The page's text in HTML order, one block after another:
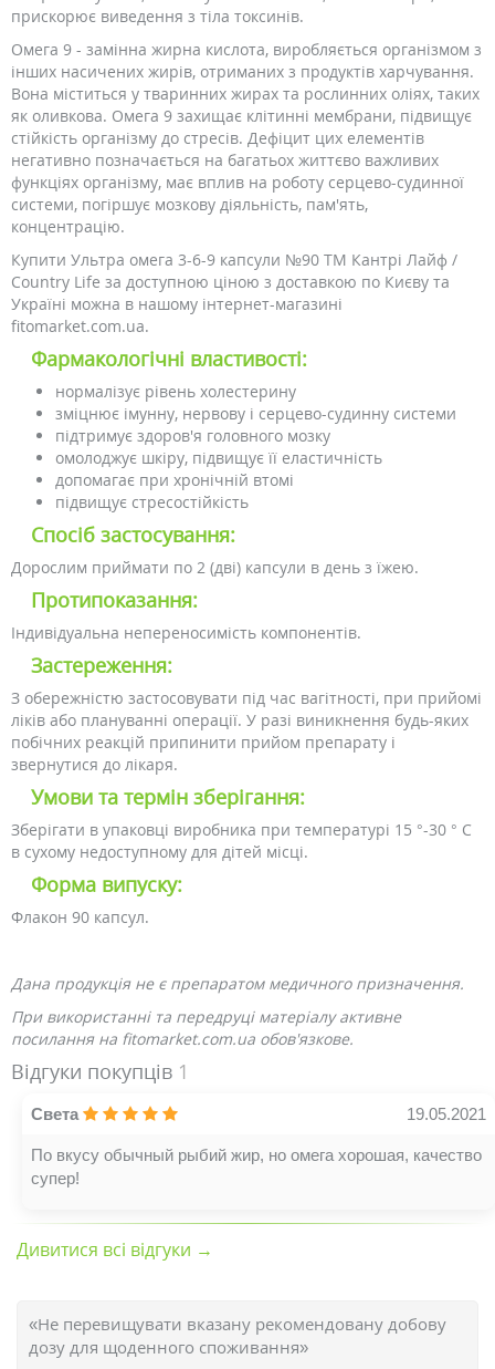
прискорює виведення з тіла токсинів.
Омега 9 - замінна жирна кислота, виробляється організмом з
інших насичених жирів, отриманих з продуктів харчування.
Вона міститься у тваринних жирах та рослинних оліях, таких
як оливкова. Омега 9 захищає клітинні мембрани, підвищує
стійкість організму до стресів. Дефіцит цих елементів
негативно позначається на багатьох життєво важливих
функціях організму, має вплив на роботу серцево-судинної
системи, погіршує мозкову діяльність, пам'ять,
концентрацію.
Купити Ультра омега 3-6-9 капсули №90 ТМ Кантрі Лайф /
Country Life за доступною ціною з доставкою по Києву та
Україні можна в нашому інтернет-магазині
fitomarket.com.ua.
Фармакологічні властивості:
нормалізує рівень холестерину
зміцнює імунну, нервову і серцево-судинну системи
підтримує здоров'я головного мозку
омолоджує шкіру, підвищує її еластичність
допомагає при хронічній втомі
підвищує стресостійкість
Спосіб застосування:
Дорослим приймати по 2 (дві) капсули в день з їжею.
Протипоказання:
Індивідуальна непереносимість компонентів.
Застереження:
З обережністю застосовувати під час вагітності, при прийомі
ліків або плануванні операції. У разі виникнення будь-яких
побічних реакцій припинити прийом препарату і
звернутися до лікаря.
Умови та термін зберігання:
Зберігати в упаковці виробника при температурі 15 °-30 ° С
в сухому недоступному для дітей місці.
Форма випуску:
Флакон 90 капсул.
Дана продукція не є препаратом медичного призначення.
При використанні та передруці матеріалу активне
посилання на fitomarket.com.ua обов'язкове.
Відгуки покупців 1
Света 19.05.2021
По вкусу обычный рыбий жир, но омега хорошая, качество
супер!
Дивитися всі відгуки →
«Не перевищувати вказану рекомендовану добову
дозу для щоденного споживання»